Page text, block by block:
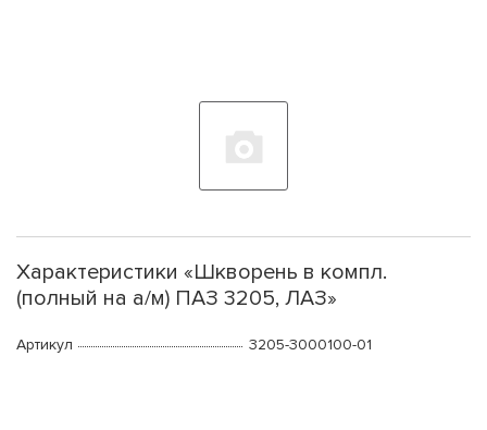
Характеристики «Шкворень в компл.
(полный на а/м) ПАЗ 3205, ЛАЗ»
Артикул 3205-3000100-01